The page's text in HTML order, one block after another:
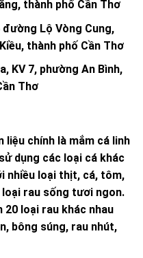
thành phố Cần Thơ
Lộ Vòng Cung,
thành phố Cần Thơ
KV 7, phường An Bình,
Thơ
liệu chính là mắm cá linh
dụng các loại cá khác
nhiều loại thịt, cá, tôm,
rau sống tươi ngon.
20 loại rau khác nhau
bông súng, rau nhút,